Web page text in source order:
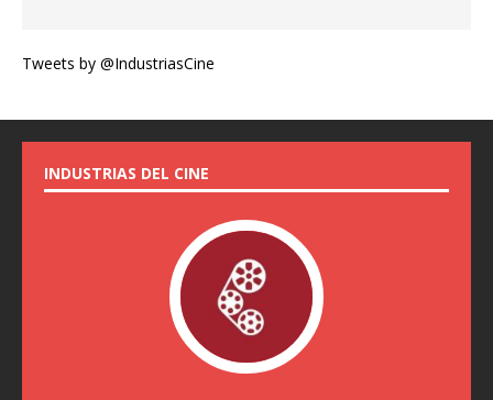
Tweets by @IndustriasCine
INDUSTRIAS DEL CINE